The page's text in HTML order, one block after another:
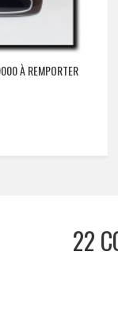
À REMPORTER
22